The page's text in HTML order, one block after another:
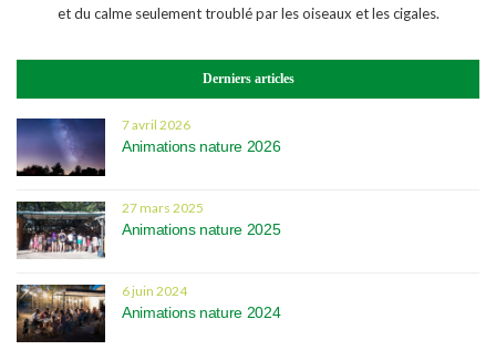
et du calme seulement troublé par les oiseaux et les cigales.
Derniers articles
7 avril 2026
Animations nature 2026
27 mars 2025
Animations nature 2025
6 juin 2024
Animations nature 2024